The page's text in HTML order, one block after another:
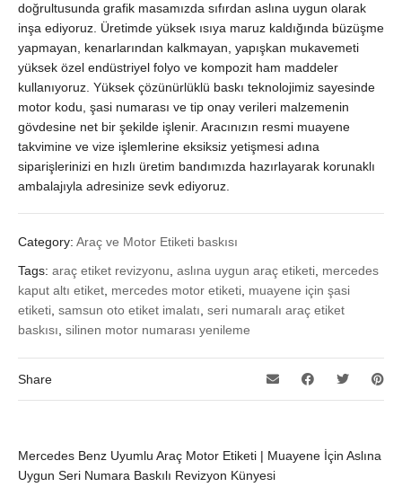
doğrultusunda grafik masamızda sıfırdan aslına uygun olarak
inşa ediyoruz. Üretimde yüksek ısıya maruz kaldığında büzüşme
yapmayan, kenarlarından kalkmayan, yapışkan mukavemeti
yüksek özel endüstriyel folyo ve kompozit ham maddeler
kullanıyoruz. Yüksek çözünürlüklü baskı teknolojimiz sayesinde
motor kodu, şasi numarası ve tip onay verileri malzemenin
gövdesine net bir şekilde işlenir. Aracınızın resmi muayene
takvimine ve vize işlemlerine eksiksiz yetişmesi adına
siparişlerinizi en hızlı üretim bandımızda hazırlayarak korunaklı
ambalajıyla adresinize sevk ediyoruz.
Category: Araç ve Motor Etiketi baskısı
Tags: araç etiket revizyonu aslına uygun araç etiketi mercedes
kaput altı etiket mercedes motor etiketi muayene için şasi
etiketi samsun oto etiket imalatı seri numaralı araç etiket
baskısı silinen motor numarası yenileme
Share
Mercedes Benz Uyumlu Araç Motor Etiketi | Muayene İçin Aslına
Uygun Seri Numara Baskılı Revizyon Künyesi